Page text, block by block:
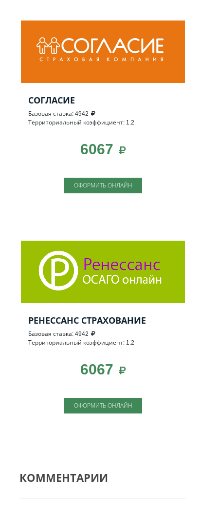
СОГЛАСИЕ
Базовая ставка: 4942
Территориальный коэффициент: 1.2
6067
ОФОРМИТЬ ОНЛАЙН
РЕНЕССАНС СТРАХОВАНИЕ
Базовая ставка: 4942
Территориальный коэффициент: 1.2
6067
ОФОРМИТЬ ОНЛАЙН
КОММЕНТАРИИ